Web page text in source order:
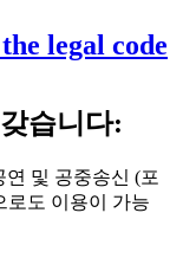
the legal code
습니다:
및 공중송신 (포
로도 이용이 가능